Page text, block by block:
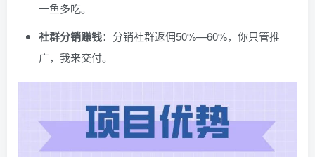
一鱼多吃。
社群分销赚钱：分销社群返佣50%—60%，你只管推
广，我来交付。